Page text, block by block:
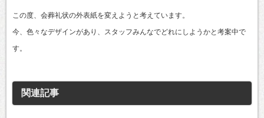
この度、会葬礼状の外表紙を変えようと考えています。
今、色々なデザインがあり、スタッフみんなでどれにしようかと考案中で
す。
関連記事